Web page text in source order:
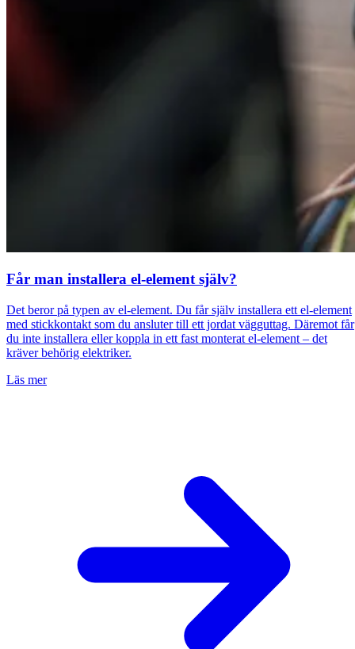
Får man installera el-element själv?
Det beror på typen av el-element. Du får själv installera ett el-element
med stickkontakt som du ansluter till ett jordat vägguttag. Däremot får
du inte installera eller koppla in ett fast monterat el-element – det
kräver behörig elektriker.
Läs mer